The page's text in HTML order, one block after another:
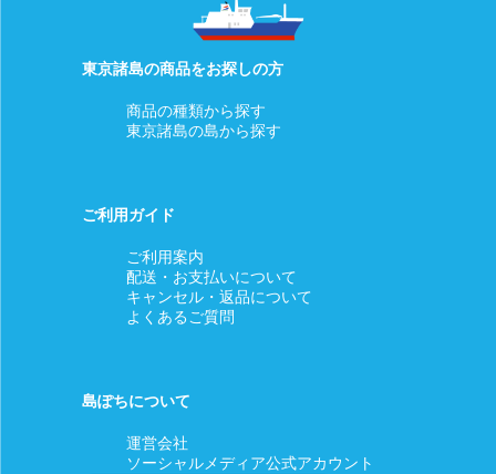
東京諸島の商品をお探しの方
商品の種類から探す
東京諸島の島から探す
ご利用ガイド
ご利用案内
配送・お支払いについて
キャンセル・返品について
よくあるご質問
島ぽちについて
運営会社
ソーシャルメディア公式アカウント